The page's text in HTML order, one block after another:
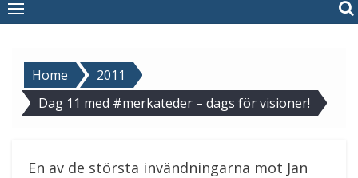
Home
2011
Dag 11 med #merkateder – dags för visioner!
En av de största invändningarna mot Jan